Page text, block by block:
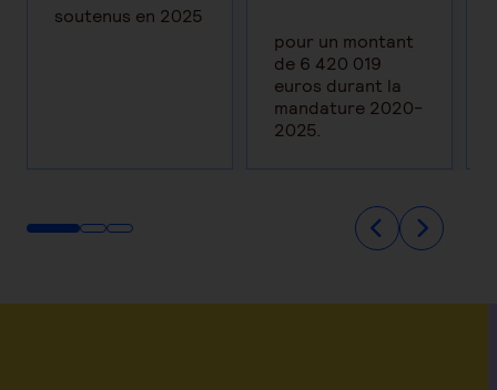
soutenus en 2025
pour un montant
de 6 420 019
euros durant la
mandature 2020-
2025.